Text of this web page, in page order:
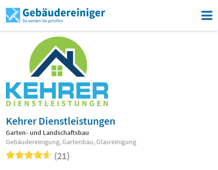
Kehrer Dienstleistungen
Garten- und Landschaftsbau
Gebäudereinigung, Gartenbau, Glasreinigung
(21)